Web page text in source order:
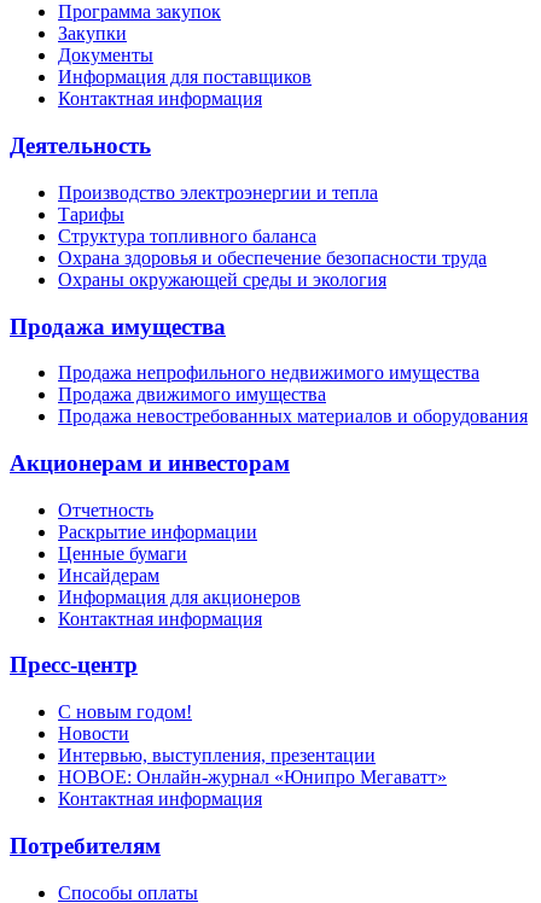
Программа закупок
Закупки
Документы
Информация для поставщиков
Контактная информация
Деятельность
Производство электроэнергии и тепла
Тарифы
Структура топливного баланса
Охрана здоровья и обеспечение безопасности труда
Охраны окружающей среды и экология
Продажа имущества
Продажа непрофильного недвижимого имущества
Продажа движимого имущества
Продажа невостребованных материалов и оборудования
Акционерам и инвесторам
Отчетность
Раскрытие информации
Ценные бумаги
Инсайдерам
Информация для акционеров
Контактная информация
Пресс-центр
С новым годом!
Новости
Интервью, выступления, презентации
НОВОЕ: Онлайн-журнал «Юнипро Мегаватт»
Контактная информация
Потребителям
Способы оплаты